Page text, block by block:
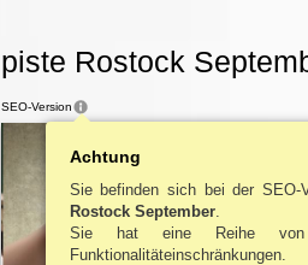
piste Rostock
SEO-Version
Achtung
Sie befinden sich bei der
Rostock September.
Sie hat eine Reihe von
Funktionalitäteinschränkungen.